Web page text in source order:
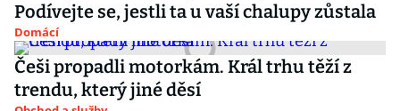
Podívejte se, jestli ta u vaší chalupy zůstala
Domácí
Češi propadli motorkám. Král trhu těží z
trendu, který jiné děsí